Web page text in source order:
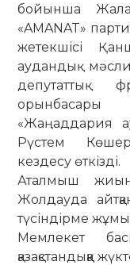
бойынша
«AMANAT»
жетекшісі
аудандық
депутаттық
«Жаңаддария
Рүстем
кездесу өткізді.
Аталмыш
Жолдауда
түсіндірме
Мемлекет
қазақстандыққа